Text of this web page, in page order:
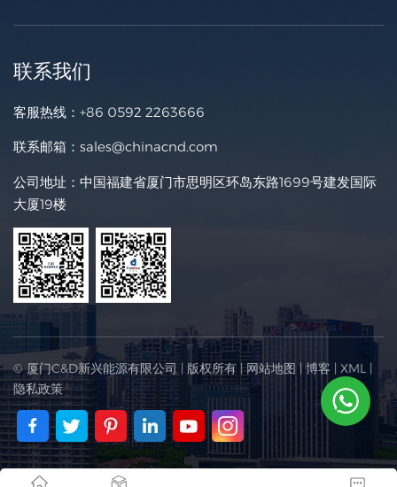
联系我们
客服热线： +86 0592 2263666
联系邮箱： sales@chinacnd.com
公司地址：中国福建省厦门市思明区环岛东路1699号建发国际
大厦19楼
© 厦门C&D新兴能源有限公司 | 版权所有 |网站地图 | 博客 | XML |
隐私政策